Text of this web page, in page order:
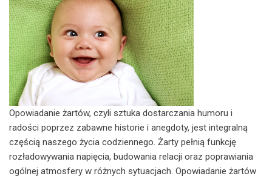
Opowiadanie żartów, czyli sztuka dostarczania humoru i
radości poprzez zabawne historie i anegdoty, jest integralną
częścią naszego życia codziennego. Żarty pełnią funkcję
rozładowywania napięcia, budowania relacji oraz poprawiania
ogólnej atmosfery w różnych sytuacjach. Opowiadanie żartów